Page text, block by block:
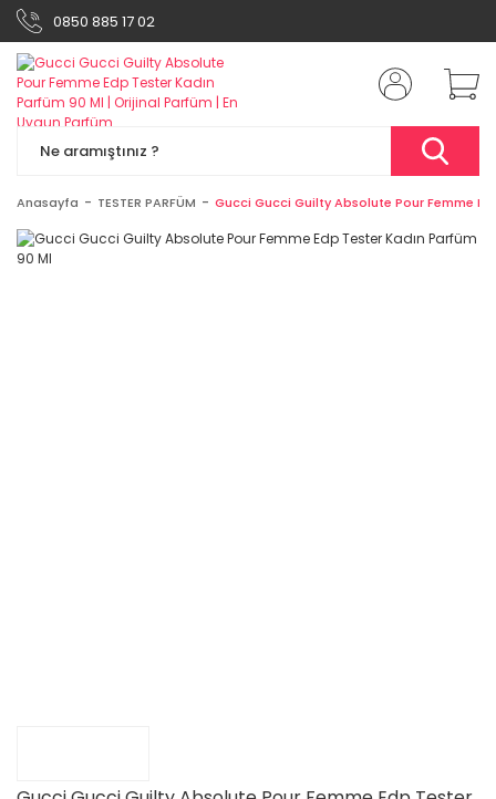
0850 885 17 02
Anasayfa TESTER PARFÜM Gucci Gucci Guilty Absolute Pour Femme